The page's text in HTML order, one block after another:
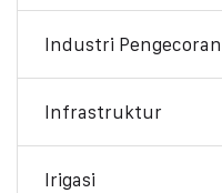
Industri
Infrastruktur
Irigasi